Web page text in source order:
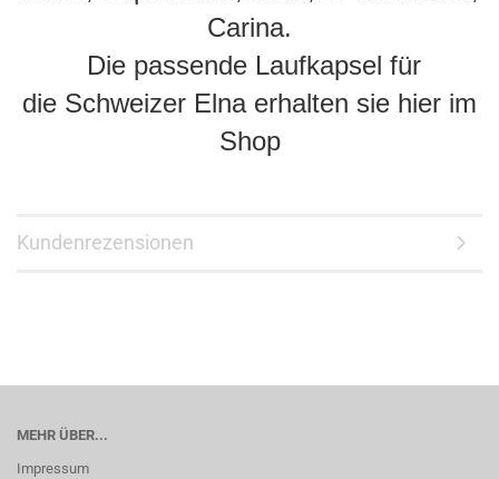
Carina.
Die passende Laufkapsel für
die Schweizer Elna erhalten sie hier im
Shop
Kundenrezensionen
MEHR ÜBER...
Impressum